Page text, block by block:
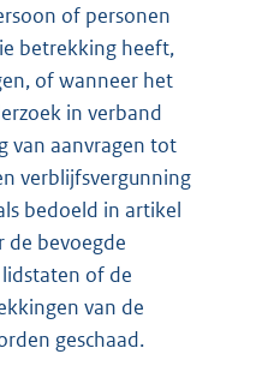
of personen
betrekking heeft,
of wanneer het
in verband
van aanvragen tot
verblijfsvergunning
bedoeld in artikel
de bevoegde
of de
van de
geschaad.